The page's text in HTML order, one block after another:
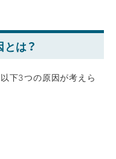
は？
下3つの原因が考えら